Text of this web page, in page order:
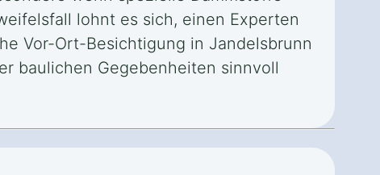
lohnt es sich, einen Experten
Vor-Ort-Besichtigung in Jandelsbrunn
baulichen Gegebenheiten sinnvoll